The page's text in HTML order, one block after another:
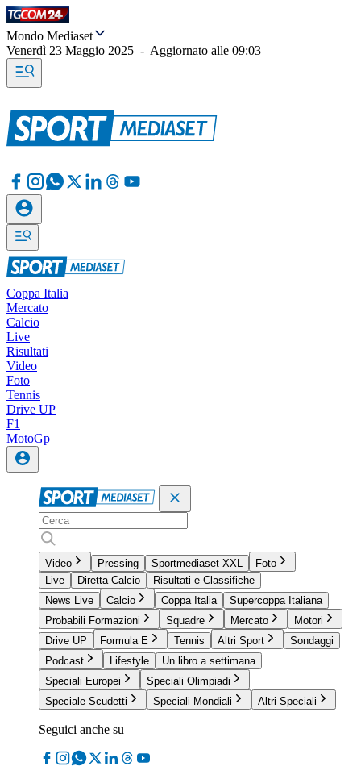
Mondo Mediaset
Venerdì 23 Maggio 2025 - Aggiornato alle 09:03
Coppa Italia
Mercato
Calcio
Live
Risultati
Video
Foto
Tennis
Drive UP
F1
MotoGp
Video Pressing Sportmediaset XXL
Foto
Live
Diretta Calcio
Risultati e Classifiche
News Live
Calcio Coppa Italia
Supercoppa Italiana
Probabili Formazioni
Squadre Mercato
Motori
Drive UP
Formula E Tennis Altri Sport
Sondaggi
Podcast
Lifestyle
Un libro a settimana
Speciali Europei
Speciali Olimpiadi
Speciale Scudetti
Speciali Mondiali Altri Speciali
Seguici anche su